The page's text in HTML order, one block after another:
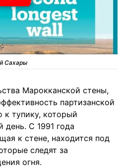
Сахары
Марокканской стены,
партизанской
тупику, который
день. С 1991 года
к стене, находится под
следят за
огня.